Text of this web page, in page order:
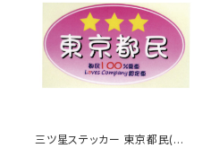
三ツ星ステッカー 東京都民(ピ